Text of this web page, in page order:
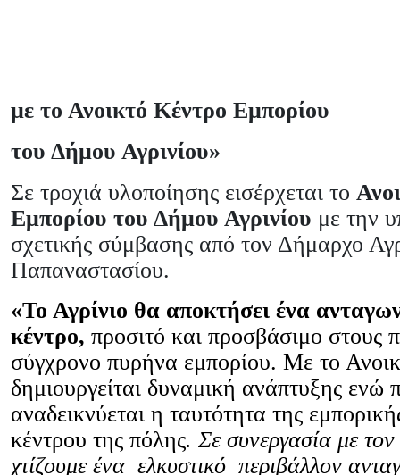
με το Ανοικτό Κέντρο Εμπορίου
του Δήμου Αγρινίου»
Σε τροχιά υλοποίησης εισέρχεται το
Εμπορίου του Δήμου Αγρινίου με την
σχετικής σύμβασης από τον Δήμαρχο
Παπαναστασίου.
«Το Αγρίνιο θα αποκτήσει ένα
κέντρο, προσιτό και προσβάσιμο στους
σύγχρονο πυρήνα εμπορίου. Με το
δημιουργείται δυναμική ανάπτυξης
αναδεικνύεται η ταυτότητα της
κέντρου της πόλης. Σε συνεργασία με
χτίζουμε ένα ελκυστικό περιβάλλον